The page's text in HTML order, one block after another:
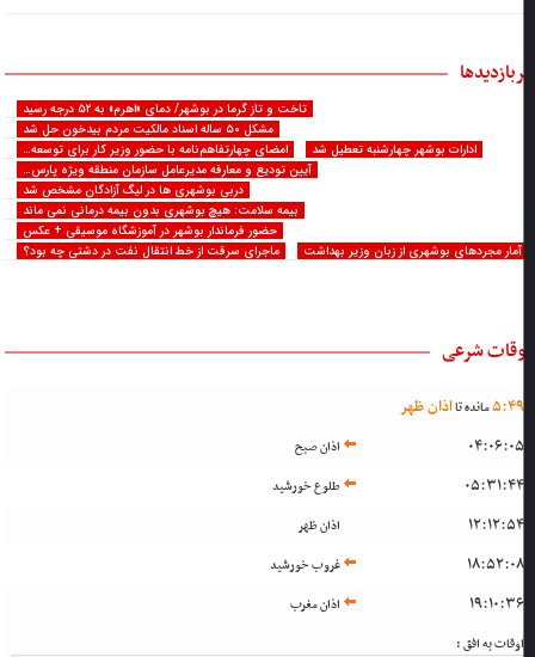
تاخت و تاز گرما در بوشهر/ دمای «اهرم» به ۵۲ درجه رسید
مشکل ۵۰ ساله اسناد مالکیت مردم بیدخون حل شد
امضای چهارتفاهم‌نامه با حضور وزیر کار برای توسعه…
ادارات بوشهر چهارشنبه تعطیل شد
آیین تودیع و معارفه مدیرعامل سازمان منطقه ویژه پارس…
دربی بوشهری ها در لیگ آزادگان مشخص شد
بیمه سلامت: هیچ بوشهری بدون بیمه درمانی نمی ماند
حضور فرماندار بوشهر در آموزشگاه موسیقی + عکس
ماجرای سرقت از خط انتقال نفت در دشتی چه بود؟
آمار مجردهای بوشهری از زبان وزیر بهداشت
شرعی
5:49 مانده تااذان ظهر
04:06:05
اذان صبح
05:31:44 طلوع خورشید
12:12:54 اذان ظهر
18:52:08 غروب خورشید
19:10:36
اذان مغرب
اوقات به افق :